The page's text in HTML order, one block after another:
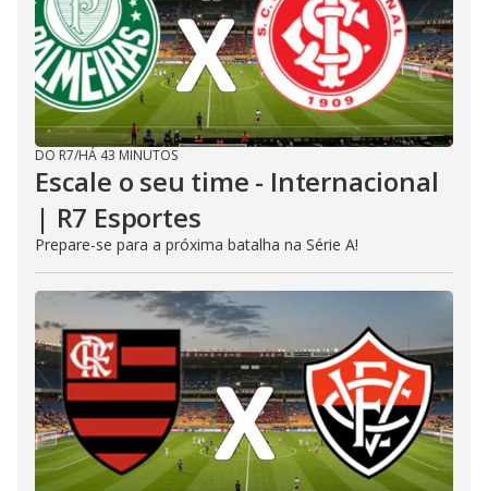
DO R7/HÁ 43 MINUTOS
Escale o seu time - Internacional
| R7 Esportes
Prepare-se para a próxima batalha na Série A!